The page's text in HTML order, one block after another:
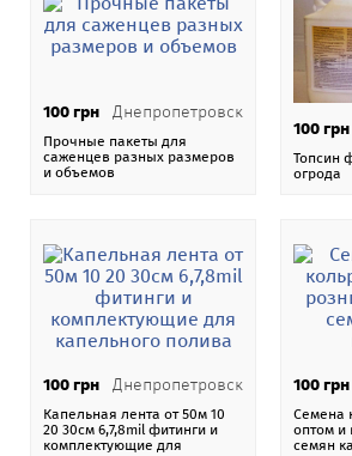
На нашейдоске бесплатных
151 категория в 106 странах мира.
При размещении объявления
пользователь Сергей Шульц
купить, продать, арендовать и
объявление на карте Google Maps с
Также наши посетители получают
бесплатную возможность
количество объявлений различной
Одним из ключевых преимуществ
объявлений является абсолютное
100 грн Днепропетровск
Прочные пакеты для
саженцев разных размеров
и объемов
100 грн
Топсин
огрода
100 грн Днепропетровск
Капельная лента от 50м 10
20 30см 6,7,8mil фитинги и
комплектующие для
100 грн
Семена
оптом и
семян